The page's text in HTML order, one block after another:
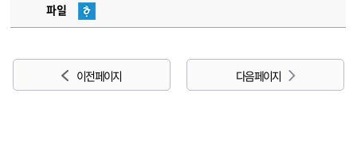
파일
이전 페이지 다음 페이지